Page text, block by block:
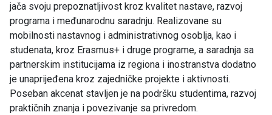
jača svoju prepoznatljivost kroz kvalitet nastave, razvoj
programa i međunarodnu saradnju. Realizovane su
mobilnosti nastavnog i administrativnog osoblja, kao i
studenata, kroz Erasmus+ i druge programe, a saradnja sa
partnerskim institucijama iz regiona i inostranstva dodatno
je unaprijeđena kroz zajedničke projekte i aktivnosti.
Poseban akcenat stavljen je na podršku studentima, razvoj
praktičnih znanja i povezivanje sa privredom.